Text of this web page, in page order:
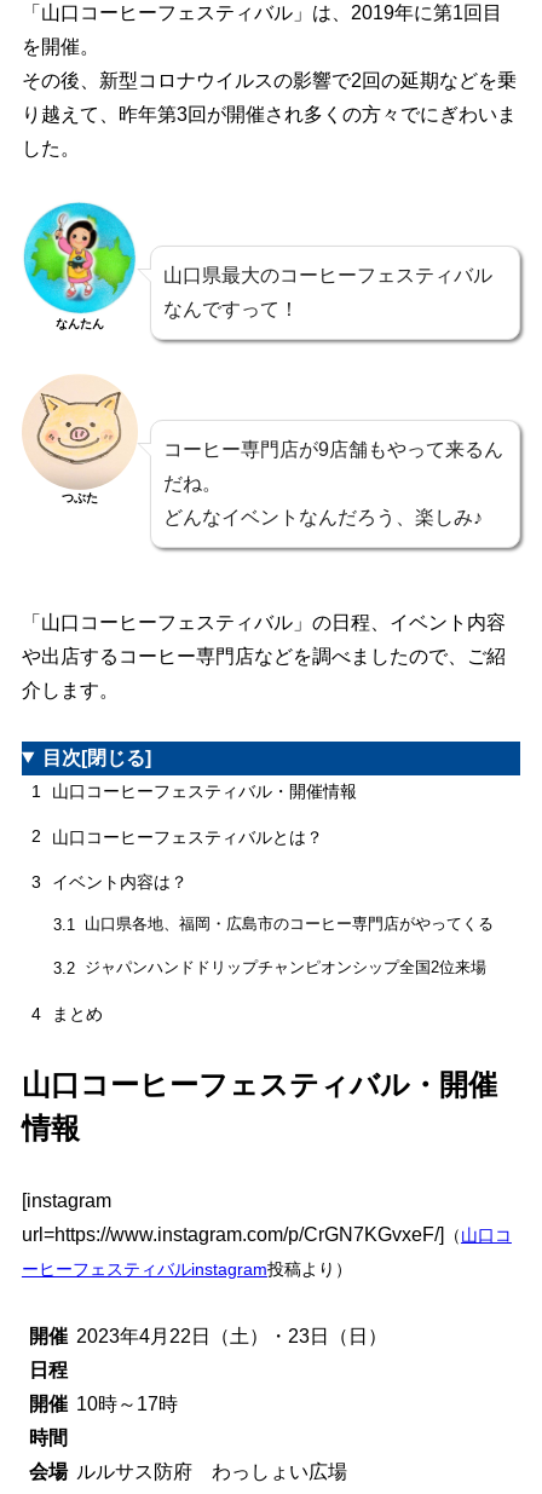
「山口コーヒーフェスティバル」は、2019年に第1回目
を開催。
その後、新型コロナウイルスの影響で2回の延期などを乗
り越えて、昨年第3回が開催され多くの方々でにぎわいま
した。
なんたん
山口県最大のコーヒーフェスティバル
なんですって！
つぶた
コーヒー専門店が9店舗もやって来るん
だね。
どんなイベントなんだろう、楽しみ♪
「山口コーヒーフェスティバル」の日程、イベント内容
や出店するコーヒー専門店などを調べましたので、ご紹
介します。
目次 [閉じる]
1 山口コーヒーフェスティバル・開催情報
2 山口コーヒーフェスティバルとは？
3 イベント内容は？
3.1 山口県各地、福岡・広島市のコーヒー専門店がやってくる
3.2 ジャパンハンドドリップチャンピオンシップ全国2位来場
4 まとめ
山口コーヒーフェスティバル・開催
情報
[instagram
url=https://www.instagram.com/p/CrGN7KGvxeF/]
（山口コ
ーヒーフェスティバルinstagram投稿より）
開催
日程
2023年4月22日（土）・23日（日）
開催
時間
10時～17時
会場 ルルサス防府 わっしょい広場